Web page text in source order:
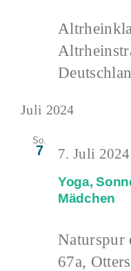
Juli 2024
So.
7
Yoga,
Mädchen
7. Juli
Naturspur
67a,